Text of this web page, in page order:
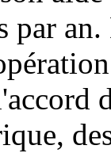
par